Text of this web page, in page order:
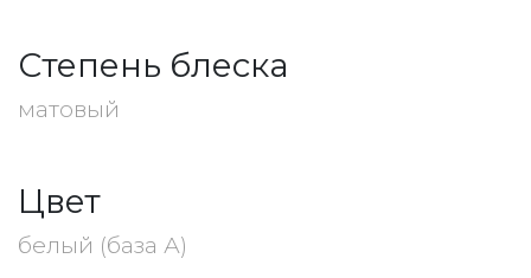
Степень блеска
матовый
Цвет
белый (база А)